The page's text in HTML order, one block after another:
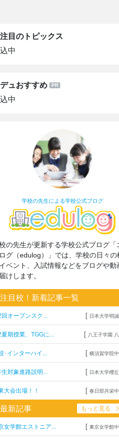
目のトピックス
中
ュおすすめ
中
学校の先生による学校公式ブログ
の先生が更新する学校公式ブログ「
グ（edulog）」では、学校の日々の
ベント、入試情報などをブログや動
けします。
注目校！新着記事一覧
オープンスク... [ 日本大学明誠
期授業、TGGに... [ 八王子学園 八
･インターハイ... [ 横須賀学院中
対象進路説明... [ 日本大学櫻丘
大会出場！！ [ 春日部共栄中
最新記事 もっと見る
女学館エストニア... [ 東京女学館中